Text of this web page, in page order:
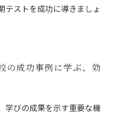
テストを成功に導きましょ
の成功事例に学ぶ、効
学びの成果を示す重要な機